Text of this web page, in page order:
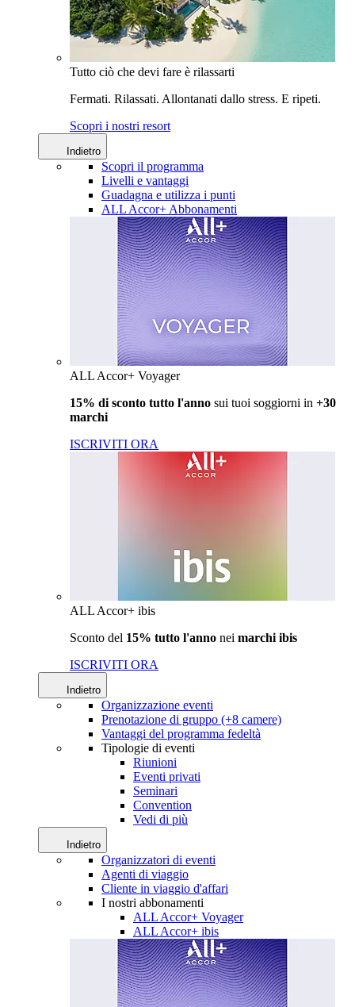
Tutto ciò che devi fare è rilassarti
Fermati. Rilassati. Allontanati dallo stress. E ripeti.
Scopri i nostri resort
Indietro
Scopri il programma
Livelli e vantaggi
Guadagna e utilizza i punti
ALL Accor+ Abbonamenti
ALL Accor+ Voyager
15% di sconto tutto l'anno sui tuoi soggiorni in +30
marchi
ISCRIVITI ORA
ALL Accor+ ibis
Sconto del 15% tutto l'anno nei marchi ibis
ISCRIVITI ORA
Indietro
Organizzazione eventi
Prenotazione di gruppo (+8 camere)
Vantaggi del programma fedeltà
Tipologie di eventi
Riunioni
Eventi privati
Seminari
Convention
Vedi di più
Indietro
Organizzatori di eventi
Agenti di viaggio
Cliente in viaggio d'affari
I nostri abbonamenti
ALL Accor+ Voyager
ALL Accor+ ibis